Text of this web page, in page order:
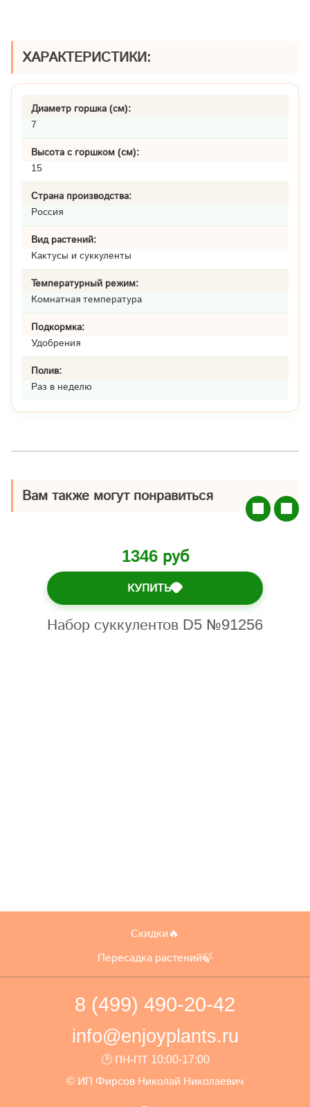
ХАРАКТЕРИСТИКИ:
Диаметр горшка (см):
7
Высота с горшком (см):
15
Страна производства:
Россия
Вид растений:
Кактусы и суккуленты
Температурный режим:
Комнатная температура
Подкормка:
Удобрения
Полив:
Раз в неделю
Вам также могут понравиться
1346 руб
КУПИТЬ💎
Набор суккулентов D5 №91256
Скидки🔥
Пересадка растений🍃
8 (499) 490-20-42
info@enjoyplants.ru
🕑 ПН-ПТ 10:00-17:00
© ИП Фирсов Николай Николаевич